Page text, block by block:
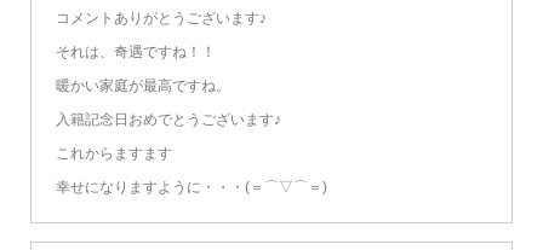
コメントありがとうございます♪
それは、奇遇ですね！！
暖かい家庭が最高ですね。
入籍記念日おめでとうございます♪
これからますます
幸せになりますように・・・(＝⌒▽⌒＝)